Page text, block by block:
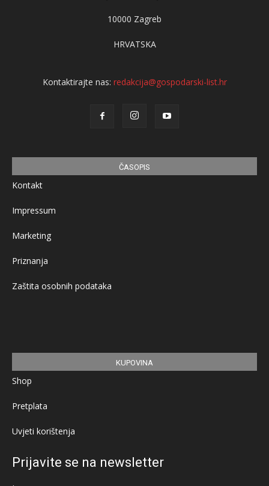
10000 Zagreb
HRVATSKA
Kontaktirajte nas: redakcija@gospodarski-list.hr
ČASOPIS
Kontakt
Impressum
Marketing
Priznanja
Zaštita osobnih podataka
KUPOVINA
Shop
Pretplata
Uvjeti korištenja
Prijavite se na newsletter